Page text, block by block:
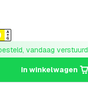
vandaag verstuurd
hoeveelheid
in winkelwagen